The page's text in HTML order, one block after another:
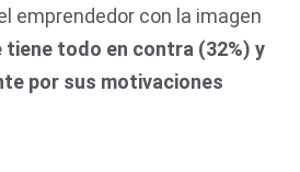
emprendedor con la imagen
tiene todo en contra (32%) y
por sus motivaciones